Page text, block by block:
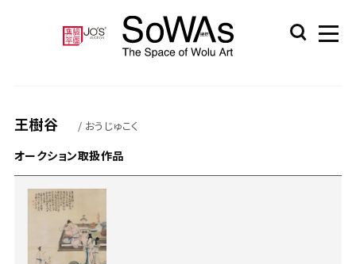
王樹谷 / おうじゅこく
オークション取扱作品